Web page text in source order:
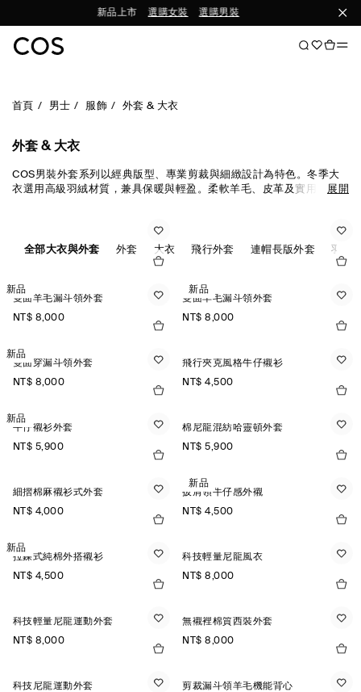
新品上市 選購女裝 選購男裝
首頁 男士 服飾 外套 & 大衣
外套 & 大衣
COS男裝外套系列以經典版型、專業剪裁與細緻設計為特色。冬季大
衣選用高級羽絨材質，兼具保暖與輕盈。柔軟羊毛、皮革及實用風格展開
全部大衣與外套 外套 大衣 飛行外套 連帽長版外套 羽絨
新品
雙面羊毛漏斗領外套
NT$ 8,000
新品
雙面羊毛漏斗領外套
NT$ 8,000
新品
雙面穿漏斗領外套
NT$ 8,000
飛行夾克風格牛仔襯衫
NT$ 4,500
新品
牛仔襯衫外套
NT$ 5,900
棉尼龍混紡哈靈頓外套
NT$ 5,900
細摺棉麻襯衫式外套
NT$ 4,000
新品
披肩領牛仔感外襯
NT$ 4,500
新品
拉鍊式純棉外搭襯衫
NT$ 4,500
科技輕量尼龍風衣
NT$ 8,000
科技輕量尼龍運動外套
NT$ 8,000
無襯裡棉質西裝外套
NT$ 8,000
科技尼龍運動外套
剪裁漏斗領羊毛機能背心